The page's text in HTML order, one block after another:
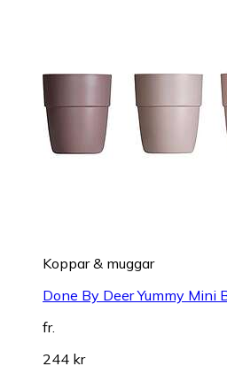
Koppar & muggar
Done By Deer Yummy Mini
fr.
244 kr